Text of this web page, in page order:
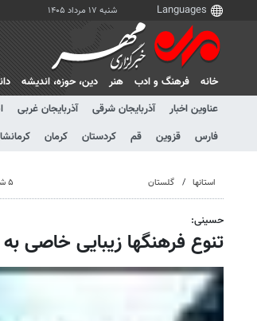
شنبه ۱۷ مرداد ۱۴۰۵
خانه فرهنگ و ادب هنر دين، حوزه، انديشه
عناوین اخبار
آذربایجان شرقی آذربایجان غربی
فارس
قزوین قم کردستان کرمان
استانها گلستان ۵ شهریور ۱۳۹۰، ۹:۴۱
حسینی:
تنوع فرهنگها زیبایی خاصی